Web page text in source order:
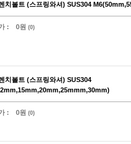
치볼트 (스프링와셔) SUS304
: 0원 (0)
치볼트 (스프링와셔) SUS304
: 0원 (0)